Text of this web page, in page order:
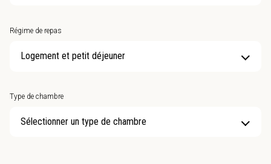
Régime de repas
Type de chambre
Sélectionner un type de chambre